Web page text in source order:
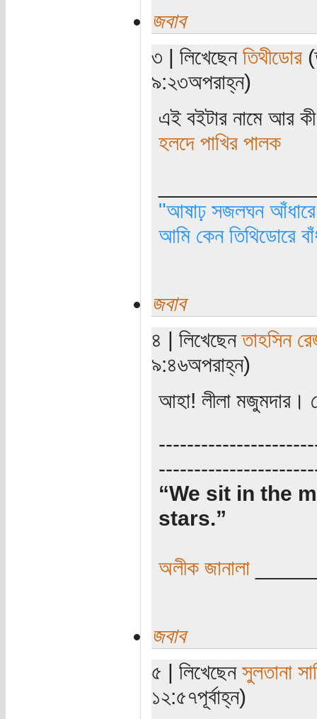
জবাব
৩ | লিখেছেন তিথীডোর
৯:২৩অপরাহ্ন)
এই বইটার নামে আর
হলদে পাখির পালক
"আষাঢ় সজলঘন আঁধারে,
আমি কেন তিথিডোরে
জবাব
৪ | লিখেছেনতাহসিন
৯:৪৬অপরাহ্ন)
আহা! লীলা মজুমদার।
“We sit in the
stars.”
অলীক জানালা
জবাব
৫ | লিখেছেন সুলতানা
১২:৫৭পূর্বাহ্ন)